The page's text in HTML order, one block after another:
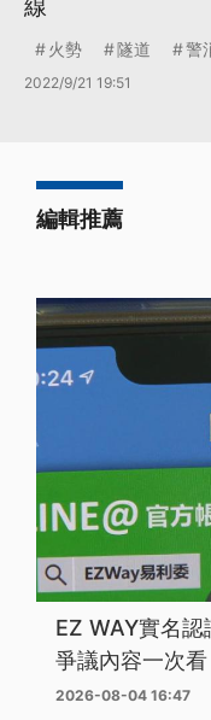
線
火勢 隧道 警
2022/9/21 19:51
編輯推薦
EZ WAY實名
爭議內容一次看
2026-08-04 16:47